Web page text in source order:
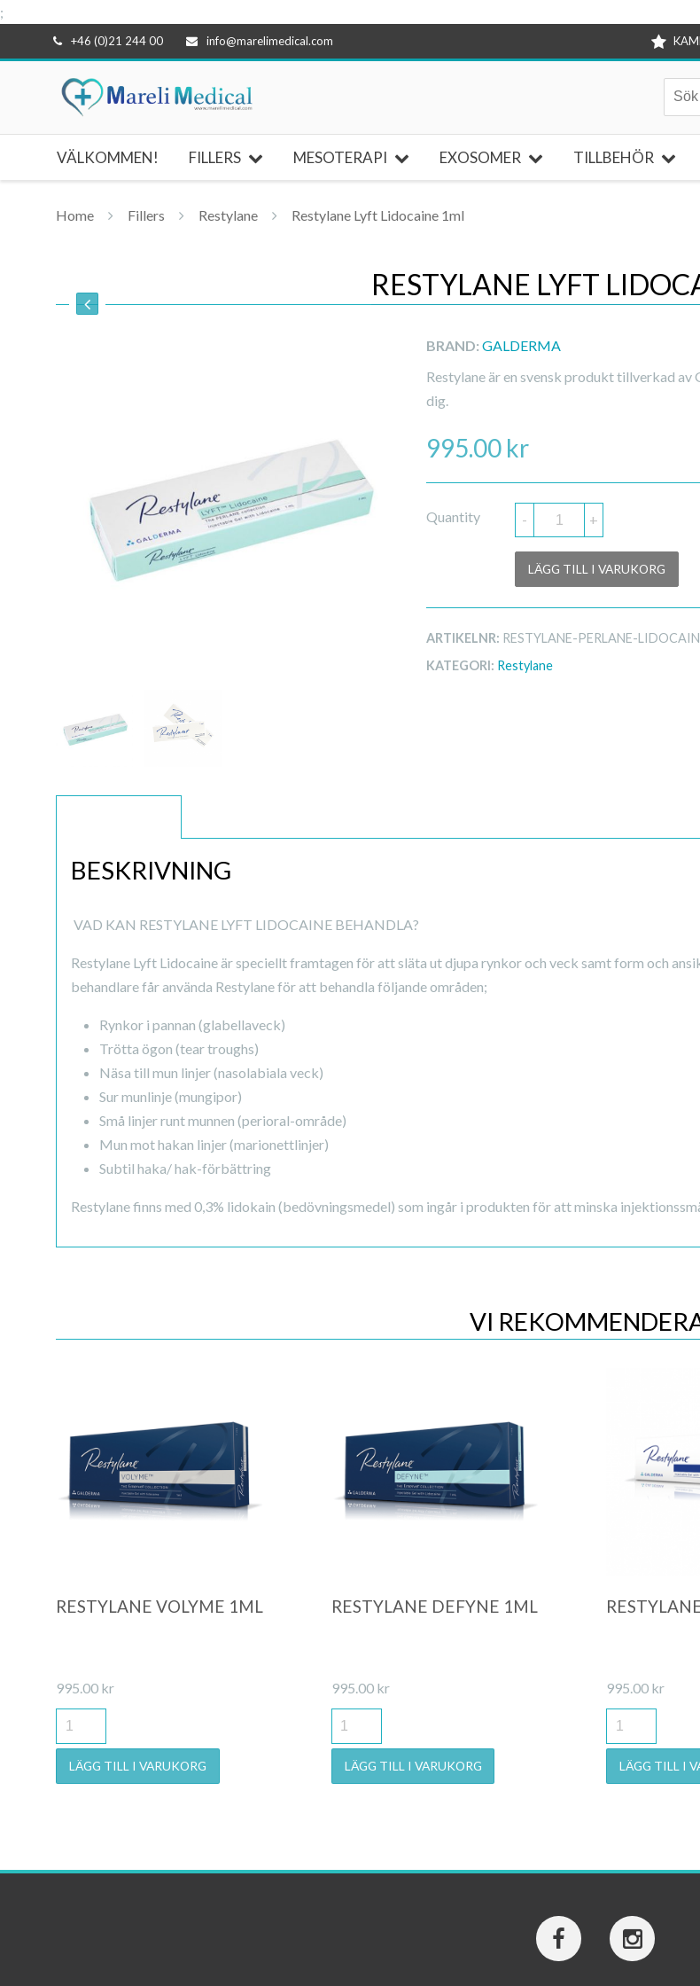
;
till
+46 (0)21 244 00 info@marelimedical.com
VÄLKOMMEN! FILLERS MESOTERAPI EXOSOMER TILLBEHÖR
Home Fillers Restylane Restylane Lyft Lidocaine 1ml
RESTYLANE LYFT
BRAND: GALDERMA
Restylane är en svensk produkt tillverkad av
dig.
995.00 kr
Quantity - +
LÄGG TILL I VARUKORG
ARTIKELNR: RESTYLANE-PERLANE-
KATEGORI: Restylane
BESKRIVNING
VAD KAN RESTYLANE LYFT LIDOCAINE BEHANDLA?
Restylane Lyft Lidocaine är speciellt framtagen för att släta ut djupa rynkor och veck samt form och
behandlare får använda Restylane för att behandla följande områden;
Rynkor i pannan (glabellaveck)
Trötta ögon (tear troughs)
Näsa till mun linjer (nasolabiala veck)
Sur munlinje (mungipor)
Små linjer runt munnen (perioral-område)
Mun mot hakan linjer (marionettlinjer)
Subtil haka/ hak-förbättring
Restylane finns med 0,3% lidokain (bedövningsmedel) som ingår i produkten för att minska
VI
Quick View
RESTYLANE VOLYME 1ML
995.00 kr
LÄGG TILL I VARUKORG
Quick View
RESTYLANE DEFYNE 1ML
995.00 kr
LÄGG TILL I VARUKORG
995.00 kr
LÄGG TILL I